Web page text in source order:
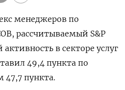
менеджеров по
рассчитываемый S&P
​в секторе ​услуг
‌49,4 пункта по
‌47,7 пункта.